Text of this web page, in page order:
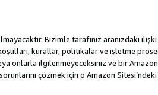
Bizimle tarafınız aranızdaki
kurallar, politikalar ve işletme
onlarla ilgilenmeyeceksiniz ve bir
çözmek için o Amazon